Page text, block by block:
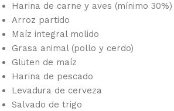
Harina de carne y aves (mínimo 30%)
Arroz partido
Maíz integral molido
Grasa animal (pollo y cerdo)
Gluten de maíz
Harina de pescado
Levadura de cerveza
Salvado de trigo